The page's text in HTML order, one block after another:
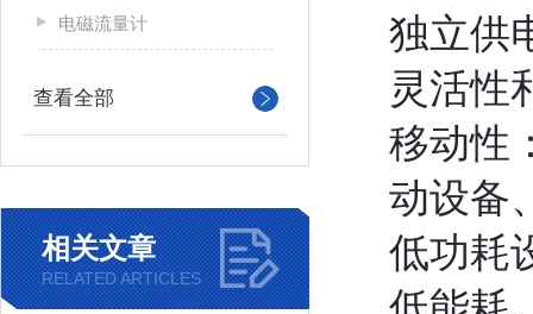
电磁流量计
查看全部
相关文章
RELATED ARTICLES
独立供
灵活性
移动性
动设备
低功耗